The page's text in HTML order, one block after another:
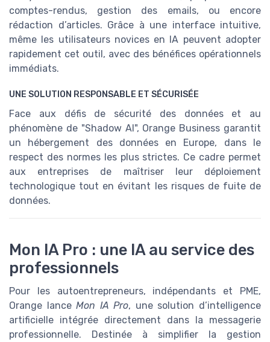
comptes-rendus, gestion des emails, ou encore
rédaction d’articles. Grâce à une interface intuitive,
même les utilisateurs novices en IA peuvent adopter
rapidement cet outil, avec des bénéfices opérationnels
immédiats.
UNE SOLUTION RESPONSABLE ET SÉCURISÉE
Face aux défis de sécurité des données et au
phénomène de "Shadow AI", Orange Business garantit
un hébergement des données en Europe, dans le
respect des normes les plus strictes. Ce cadre permet
aux entreprises de maîtriser leur déploiement
technologique tout en évitant les risques de fuite de
données.
Mon IA Pro : une IA au service des
professionnels
Pour les autoentrepreneurs, indépendants et PME,
Orange lanceMon IA Pro, une solution d’intelligence
artificielle intégrée directement dans la messagerie
professionnelle. Destinée à simplifier la gestion